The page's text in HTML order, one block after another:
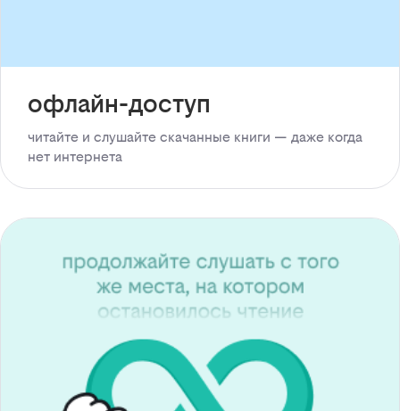
офлайн-доступ
читайте и слушайте скачанные книги — даже когда
нет интернета